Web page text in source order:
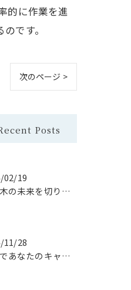
的に作業を進
です。
次のページ >
Posts
02/19
沼津土木の未来を切り開く！静岡県沼津市での求人情報と採用のヒント
11/28
沼津市であなたのキャリアを築く！土木業界の最新求人情報をチェック